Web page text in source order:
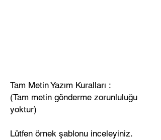
Tam Metin Yazım Kuralları :
(Tam metin gönderme zorunluluğu
yoktur)
Lütfen örnek şablonu inceleyiniz.